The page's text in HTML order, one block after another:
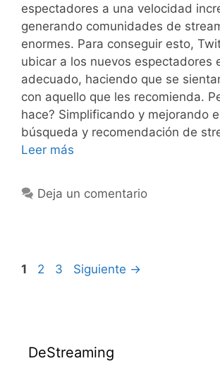
espectadores a una velocidad
generando comunidades de
enormes. Para conseguir esto,
ubicar a los nuevos espectadores
adecuado, haciendo que se
con aquello que les recomienda.
hace? Simplificando y mejorando
búsqueda y recomendación de
Leer más
Deja un comentario
Página
1 Página
2 Página
3 Siguiente →
DeStreaming